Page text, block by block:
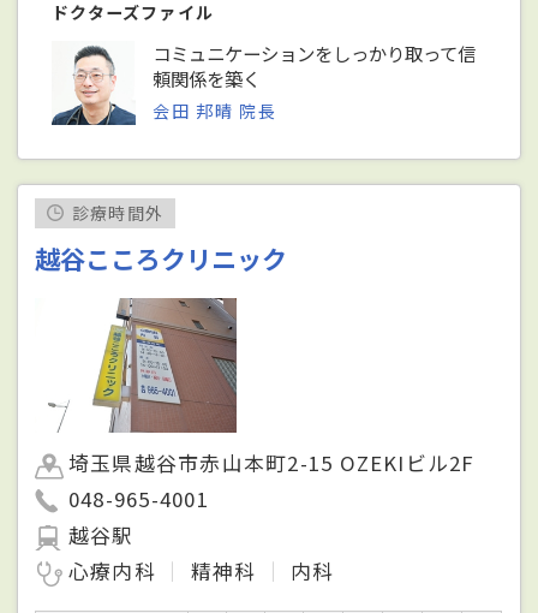
ドクターズファイル
コミュニケーションをしっかり取って信
頼関係を築く
会田 邦晴 院長
診療時間外
越谷こころクリニック
埼玉県越谷市赤山本町2-15 OZEKIビル2F
048-965-4001
越谷駅
心療内科
精神科 内科